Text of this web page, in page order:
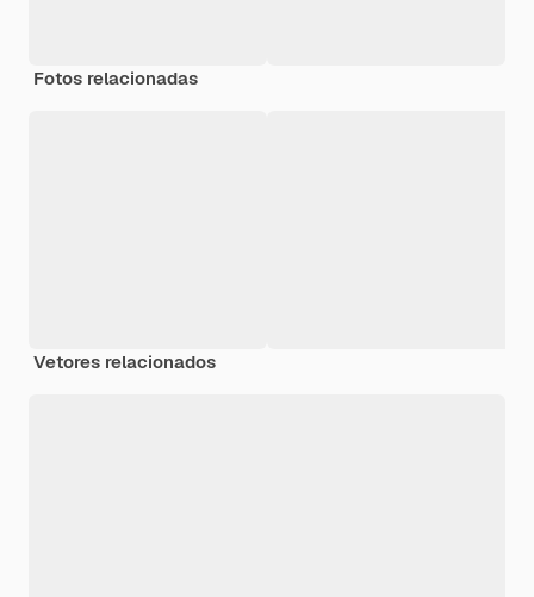
Fotos relacionadas
Vetores relacionados